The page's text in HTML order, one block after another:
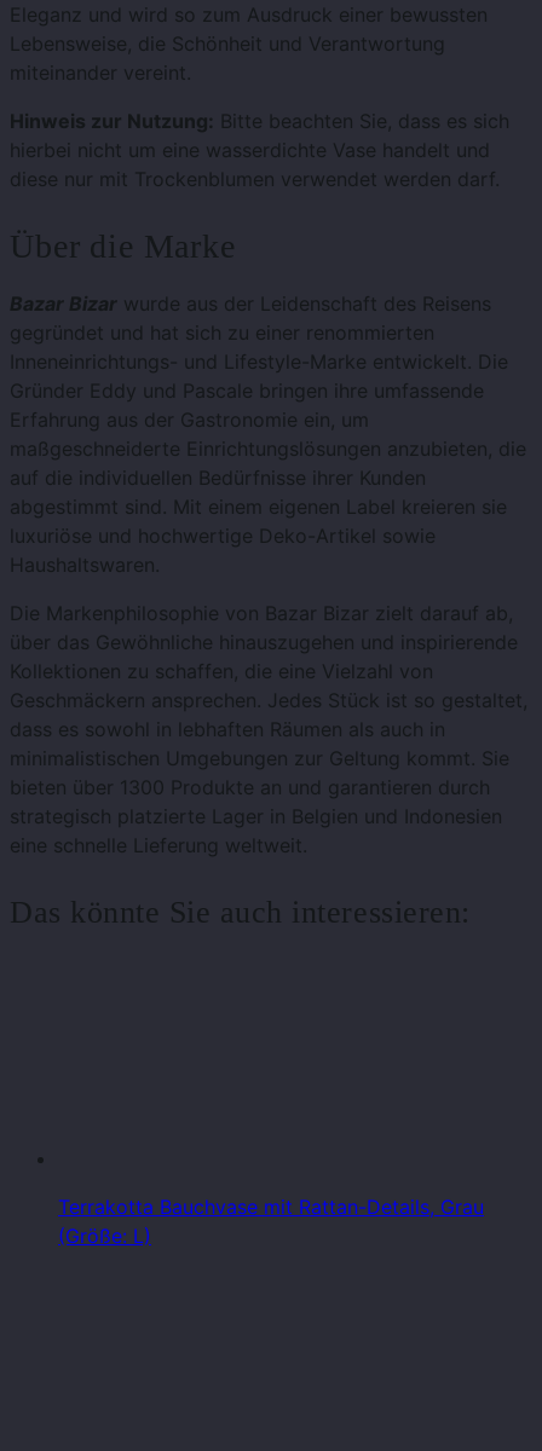
Eleganz und wird so zum Ausdruck einer bewussten
Lebensweise, die Schönheit und Verantwortung
miteinander vereint.
Hinweis zur Nutzung: Bitte beachten Sie, dass es sich
hierbei nicht um eine wasserdichte Vase handelt und
diese nur mit Trockenblumen verwendet werden darf.
Über die Marke
Bazar Bizar wurde aus der Leidenschaft des Reisens
gegründet und hat sich zu einer renommierten
Inneneinrichtungs- und Lifestyle-Marke entwickelt. Die
Gründer Eddy und Pascale bringen ihre umfassende
Erfahrung aus der Gastronomie ein, um
maßgeschneiderte Einrichtungslösungen anzubieten, die
auf die individuellen Bedürfnisse ihrer Kunden
abgestimmt sind. Mit einem eigenen Label kreieren sie
luxuriöse und hochwertige Deko-Artikel sowie
Haushaltswaren.
Die Markenphilosophie von Bazar Bizar zielt darauf ab,
über das Gewöhnliche hinauszugehen und inspirierende
Kollektionen zu schaffen, die eine Vielzahl von
Geschmäckern ansprechen. Jedes Stück ist so gestaltet,
dass es sowohl in lebhaften Räumen als auch in
minimalistischen Umgebungen zur Geltung kommt. Sie
bieten über 1300 Produkte an und garantieren durch
strategisch platzierte Lager in Belgien und Indonesien
eine schnelle Lieferung weltweit.
Das könnte Sie auch interessieren:
Terrakotta Bauchvase mit Rattan-Details, Grau
(Größe: L)